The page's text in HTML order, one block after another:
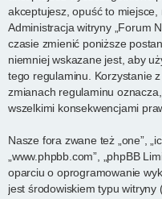
akceptujesz, opuść to miejsce,
Administracja witryny „Forum
czasie zmienić poniższe
niemniej wskazane jest, aby
tego regulaminu. Korzystanie
zmianach regulaminu
wszelkimi konsekwencjami
Nasze fora zwane też „one”,
„www.phpbb.com”, „phpBB
oparciu o oprogramowanie
jest środowiskiem typu witryny